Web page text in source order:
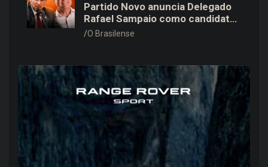
Partido Novo anuncia Delegado
Rafael Sampaio como candidato
a vice-governador na chapa de
O Brasilense